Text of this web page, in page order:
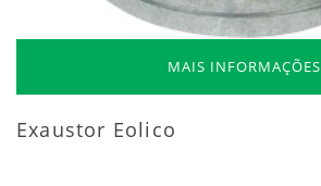
MAIS INFORMAÇÕES
Exaustor Eolico